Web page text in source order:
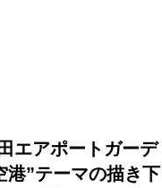
エアポートガーデ
港”テーマの描き下